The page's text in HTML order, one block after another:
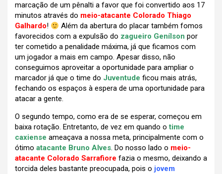
marcação de um pênalti a favor que foi convertido aos 17
minutos através do meio-atacante Colorado Thiago
Galhardo!
Além da abertura do placar também fomos
favorecidos com a expulsão do zagueiro Genílson por
ter cometido a penalidade máxima, já que ficamos com
um jogador a mais em campo. Apesar disso, não
conseguimos aproveitar a oportunidade para ampliar o
marcador já que o time do Juventude ficou mais atrás,
fechando os espaços à espera de uma oportunidade para
atacar a gente.
O segundo tempo, como era de se esperar, começou em
baixa rotação. Entretanto, de vez em quando otime
caxiense ameaçava a nossa meta, principalmente com o
ótimo atacante Bruno Alves. Do nosso lado o meio-
atacante Colorado Sarrafiore fazia o mesmo, deixando a
torcida deles bastante preocupada, pois o jovem